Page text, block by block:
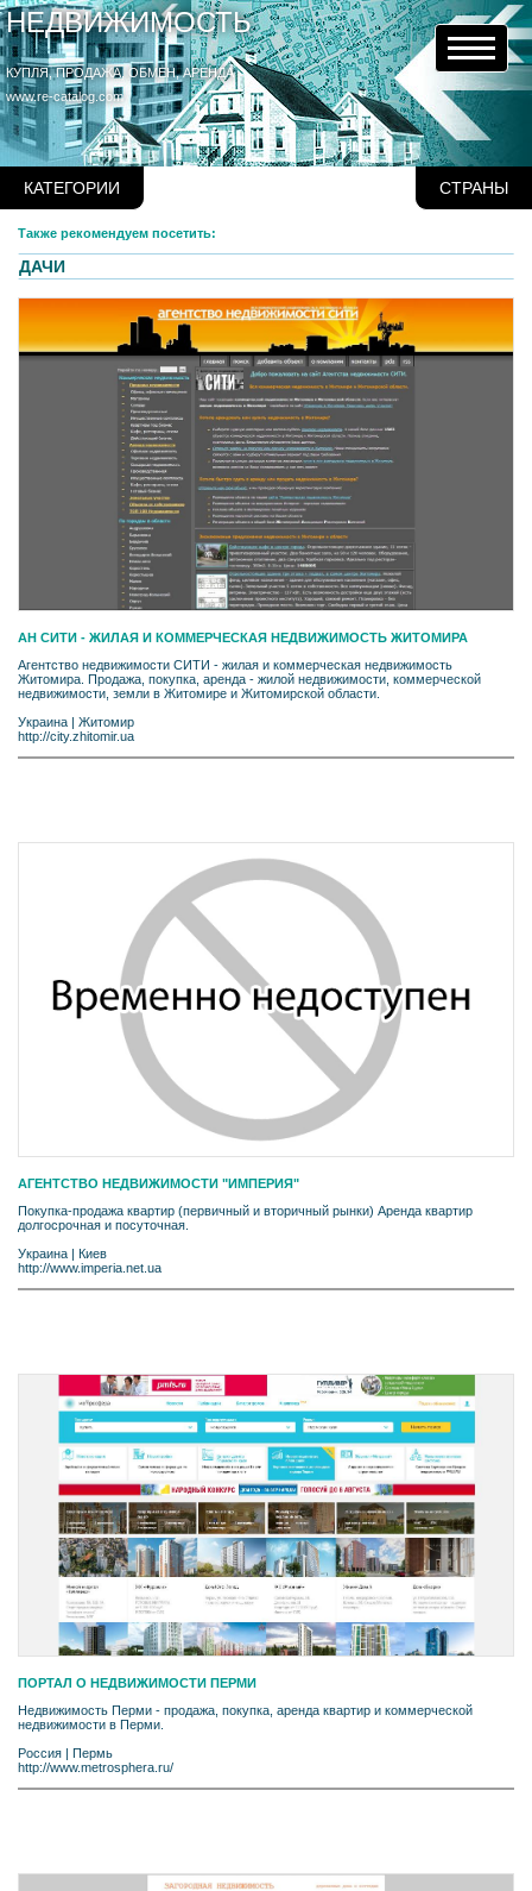
НЕДВИЖИМОСТЬ
КУПЛЯ, ПРОДАЖА, ОБМЕН, АРЕНДА
www.re-catalog.com
КАТЕГОРИИ СТРАНЫ
Также рекомендуем посетить:
ДАЧИ
АН СИТИ - ЖИЛАЯ И КОММЕРЧЕСКАЯ НЕДВИЖИМОСТЬ ЖИТОМИРА
Агентство недвижимости СИТИ - жилая и коммерческая недвижимость
Житомира. Продажа, покупка, аренда - жилой недвижимости, коммерческой
недвижимости, земли в Житомире и Житомирской области.
Украина
Житомир
http://city.zhitomir.ua
АГЕНТСТВО НЕДВИЖИМОСТИ "ИМПЕРИЯ"
Покупка-продажа квартир (первичный и вторичный рынки) Аренда квартир
долгосрочная и посуточная.
Украина | Киев
http://www.imperia.net.ua
ПОРТАЛ О НЕДВИЖИМОСТИ ПЕРМИ
Недвижимость Перми - продажа, покупка, аренда квартир и коммерческой
недвижимости в Перми.
Россия
Пермь
http://www.metrosphera.ru/